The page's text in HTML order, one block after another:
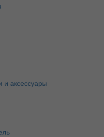
и аксессуары